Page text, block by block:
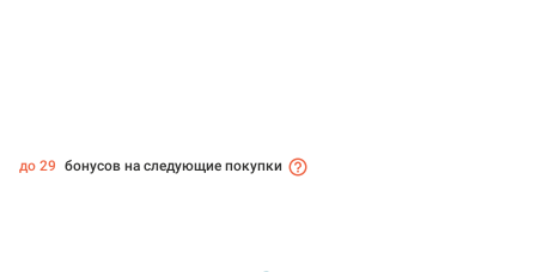
до 29 бонусов на следующие покупки